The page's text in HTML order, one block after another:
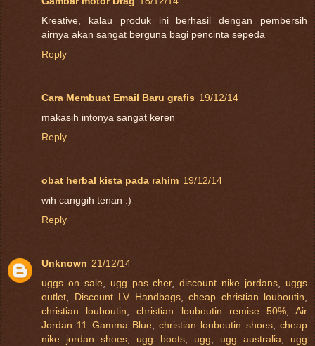
Kreative, kalau produk ini berhasil dengan pembersih
airnya akan sangat berguna bagi pencinta sepeda
Reply
Cara Membuat Email Baru grafis 19/12/14
makasih intonya sangat keren
Reply
obat herbal kista pada rahim 19/12/14
wih canggih tenan :)
Reply
Unknown 21/12/14
uggs on sale
ugg pas cher,discount nike jordans
uggs
outlet
Discount LV Handbags, cheap christian louboutin
christian louboutin ,christian louboutin remise 50%,Air
Jordan 11 Gamma Blue ,christian louboutin shoes,cheap
nike jordan shoes
ugg boots, ugg ugg australia
ugg